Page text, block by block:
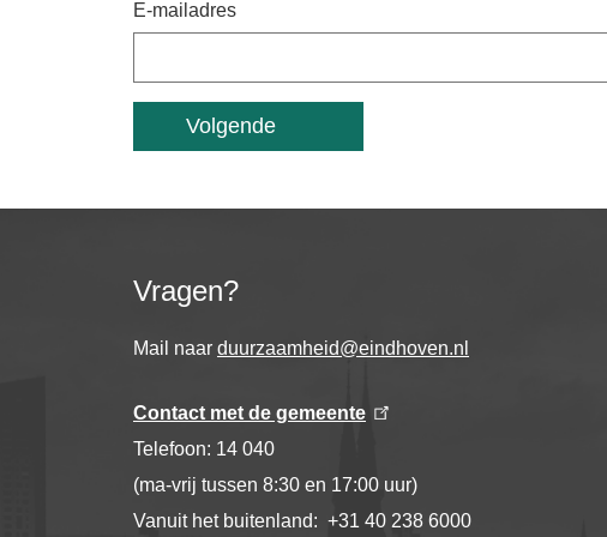
E-mailadres
Vragen?
Mail naar duurzaamheid@eindhoven.nl
Contact met de gemeente
Telefoon: 14 040
(ma-vrij tussen 8:30 en 17:00 uur)
Vanuit het buitenland: +31 40 238 6000